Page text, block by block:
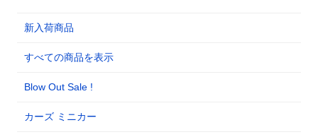
新入荷商品
すべての商品を表示
Blow Out Sale !
カーズ ミニカー